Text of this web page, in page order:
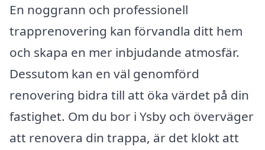
En noggrann och professionell
trapprenovering kan förvandla ditt hem
och skapa en mer inbjudande atmosfär.
Dessutom kan en väl genomförd
renovering bidra till att öka värdet på din
fastighet. Om du bor i Ysby och överväger
att renovera din trappa, är det klokt att